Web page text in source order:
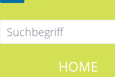
HOME